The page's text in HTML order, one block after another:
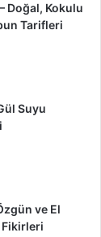
Doğal, Kokulu
Tarifleri
Suyu
ve El
Fikirleri